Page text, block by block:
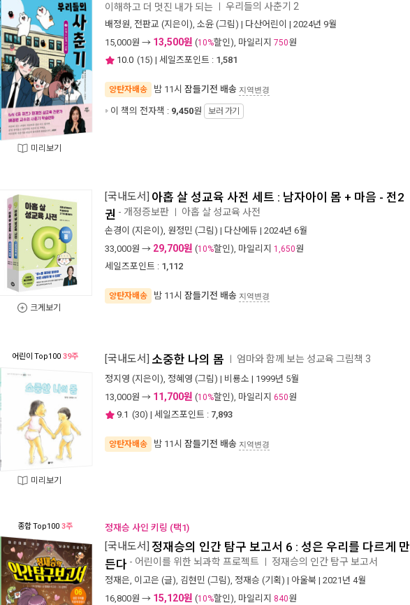
미리보기
이해하고 더 멋진 내가 되는 우리들의 사춘기 2
배정원, 전판교 (지은이), 소윤 (그림) | 다산어린이 | 2024년 9월
15,000원 → 13,500원 (10%할인), 마일리지 750원
10.0 (15) | 세일즈포인트 : 1,581
양탄자배송 밤 11시 잠들기전 배송 지역변경
이 책의 전자책 : 9,450원 보러 가기
크게보기
[국내도서] 아홉 살 성교육 사전 세트 : 남자아이 몸 + 마음 - 전2
권 - 개정증보판 아홉 살 성교육 사전
손경이 (지은이), 원정민 (그림) | 다산에듀 | 2024년 6월
33,000원 → 29,700원 (10%할인), 마일리지 1,650원
세일즈포인트 : 1,112
양탄자배송 밤 11시 잠들기전 배송 지역변경
어린이 Top100 39주
미리보기
[국내도서] 소중한 나의 몸 엄마와 함께 보는 성교육 그림책 3
정지영 (지은이), 정혜영 (그림) | 비룡소 | 1999년 5월
13,000원 → 11,700원 (10%할인), 마일리지 650원
9.1 (30) | 세일즈포인트 : 7,893
양탄자배송 밤 11시 잠들기전 배송 지역변경
종합Top100 3주 정재승 사인 키링 (택1)
[국내도서] 정재승의 인간 탐구 보고서 6 : 성은 우리를 다르게 만
든다 - 어린이를 위한 뇌과학 프로젝트 정재승의 인간 탐구 보고서
정재은 이고은 (글), 김현민 (그림), 정재승 (기획) | 아울북 | 2021년 4월
16,800원 → 15,120원 (10%할인), 마일리지 840원